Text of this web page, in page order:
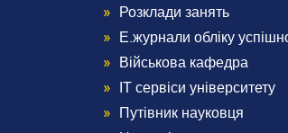
Menu
Footer
3
Розклади занять
Е.журнали обліку
Військова кафедра
ІТ сервіси університету
Путівник науковця